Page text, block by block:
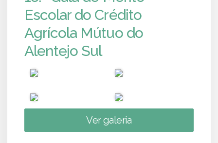
Escolar do Crédito
Agrícola Mútuo do
Alentejo Sul
Ver galeria